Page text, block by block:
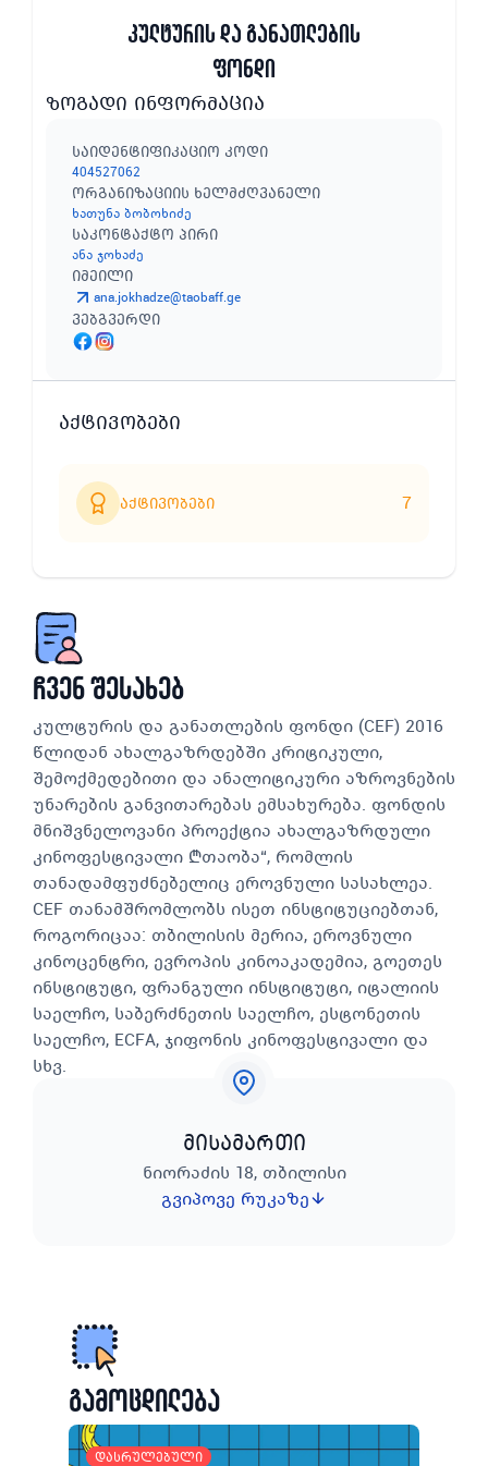
კულტურის და განათლების
ფონდი
ზოგადი ინფორმაცია
საიდენტიფიკაციო კოდი
404527062
ორგანიზაციის ხელმძღვანელი
ხათუნა ბობოხიძე
საკონტაქტო პირი
ანა ჯოხაძე
იმეილი
ana.jokhadze@taobaff.ge
ვებგვერდი
აქტივობები
აქტივობები 7
ჩვენ შესახებ
კულტურის და განათლების ფონდი (CEF) 2016
წლიდან ახალგაზრდებში კრიტიკული,
შემოქმედებითი და ანალიტიკური აზროვნების
უნარების განვითარებას ემსახურება. ფონდის
მნიშვნელოვანი პროექტია ახალგაზრდული
კინოფესტივალი „თაობა“, რომლის
თანადამფუძნებელიც ეროვნული სასახლეა.
CEF თანამშრომლობს ისეთ ინსტიტუციებთან,
როგორიცაა: თბილისის მერია, ეროვნული
კინოცენტრი, ევროპის კინოაკადემია, გოეთეს
ინსტიტუტი, ფრანგული ინსტიტუტი, იტალიის
საელჩო, საბერძნეთის საელჩო, ესტონეთის
საელჩო, ECFA, ჯიფონის კინოფესტივალი და
სხვ.
მისამართი
ნიორაძის 18, თბილისი
გვიპოვე რუკაზე
გამოცდილება
დასრულებული